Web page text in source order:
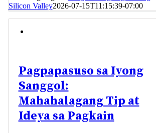
Silicon Valley2026-07-15T11:15:39-07:00
Pagpapasuso sa Iyong
Sanggol:
Mahahalagang Tip at
Ideya sa Pagkain